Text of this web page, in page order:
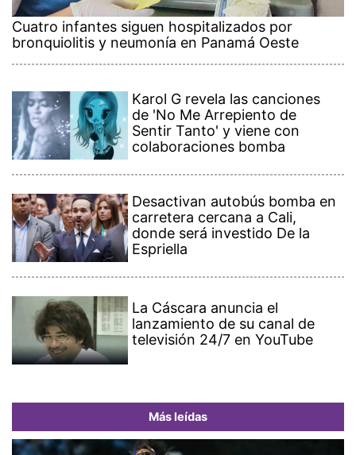
Cuatro infantes siguen hospitalizados por
bronquiolitis y neumonía en Panamá Oeste
Karol G revela las canciones
de 'No Me Arrepiento de
Sentir Tanto' y viene con
colaboraciones bomba
Desactivan autobús bomba en
carretera cercana a Cali,
donde será investido De la
Espriella
La Cáscara anuncia el
lanzamiento de su canal de
televisión 24/7 en YouTube
Más leídas